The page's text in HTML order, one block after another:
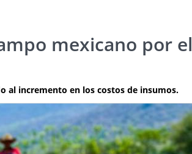
mexicano por el
al incremento en los costos de insumos.